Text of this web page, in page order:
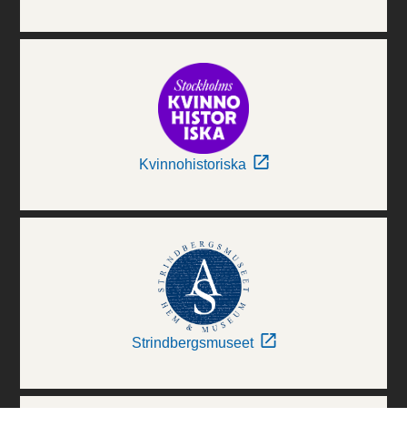
Kvinnohistoriska
Strindbergsmuseet